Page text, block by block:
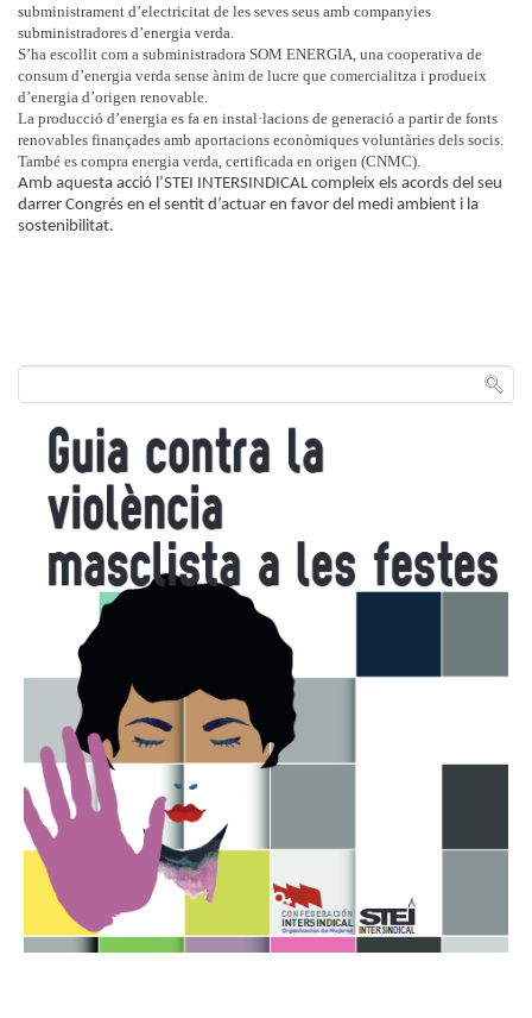
subministrament d’electricitat de les seves seus amb companyies
subministradores d’energia verda.
S’ha escollit com a subministradora SOM ENERGIA, una cooperativa de
consum d’energia verda sense ànim de lucre que comercialitza i produeix
d’energia d’origen renovable.
La producció d’energia es fa en instal·lacions de generació a partir de fonts
renovables finançades amb aportacions econòmiques voluntàries dels socis.
També es compra energia verda, certificada en origen (CNMC).
Amb aquesta acció l’STEI INTERSINDICAL compleix els acords del seu
darrer Congrés en el sentit d’actuar en favor del medi ambient i la
sostenibilitat.